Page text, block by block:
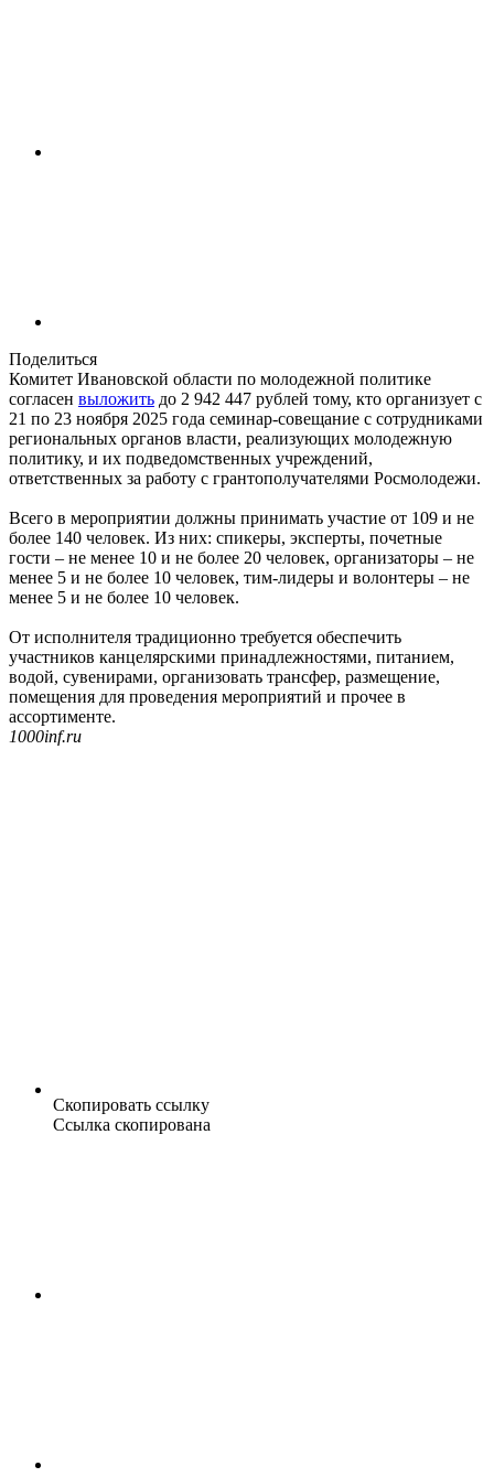
Поделиться
Комитет Ивановской области по молодежной политике
согласен выложить до 2 942 447 рублей тому, кто организует с
21 по 23 ноября 2025 года семинар-совещание с сотрудниками
региональных органов власти, реализующих молодежную
политику, и их подведомственных учреждений,
ответственных за работу с грантополучателями Росмолодежи.
Всего в мероприятии должны принимать участие от 109 и не
более 140 человек. Из них: спикеры, эксперты, почетные
гости – не менее 10 и не более 20 человек, организаторы – не
менее 5 и не более 10 человек, тим-лидеры и волонтеры – не
менее 5 и не более 10 человек.
От исполнителя традиционно требуется обеспечить
участников канцелярскими принадлежностями, питанием,
водой, сувенирами, организовать трансфер, размещение,
помещения для проведения мероприятий и прочее в
ассортименте.
1000inf.ru
Скопировать ссылку
Ссылка скопирована